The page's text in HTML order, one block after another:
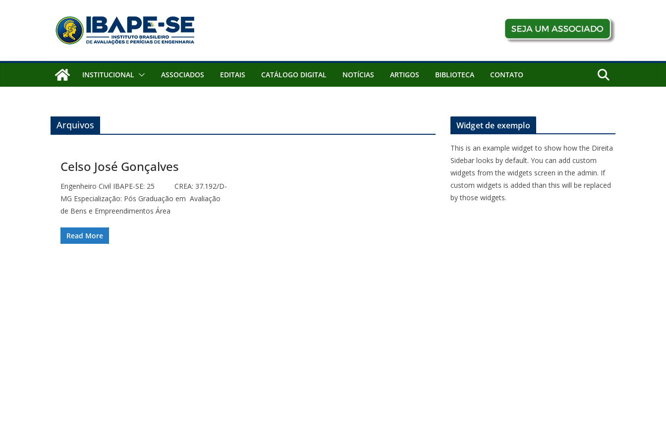
INSTITUCIONAL ASSOCIADOS EDITAIS CATÁLOGO DIGITAL NOTÍCIAS ARTIGOS BIBLIOTECA CONTATO
Arquivos
Celso José Gonçalves
Engenheiro Civil IBAPE-SE: 25 CREA: 37.192/D-
MG Especialização: Pós Graduação em Avaliação
de Bens e Empreendimentos Área
Read More
Widget de exemplo
This is an example widget to show how the Direita
Sidebar looks by default. You can add custom
widgets from the widgets screen in the admin. If
custom widgets is added than this will be replaced
by those widgets.